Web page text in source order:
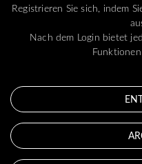
Registrieren Sie sich, indem
Nach dem Login bietet